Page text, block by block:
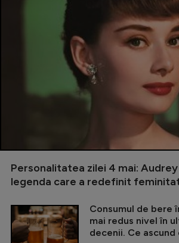
Personalitatea zilei 4 mai:
legenda care a redefinit
Consumul de bere
mai redus nivel în
decenii. Ce